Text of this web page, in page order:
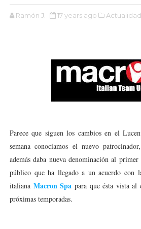
Ramón J. 17 years ago Actualidad,
Parece que siguen los cambios en el
semana conocíamos el nuevo
además daba nueva denominación al
público que ha llegado a un acuerdo con
italiana Macron Spa para que ésta vista
próximas temporadas.